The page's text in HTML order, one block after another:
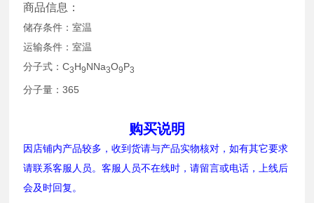
商品信息：
储存条件：室温
运输条件：室温
分子式：C3H9NNa3O9P3
分子量：365
购买说明
因店铺内产品较多，收到货请与产品实物核对，如有其它要求
请联系客服人员。客服人员不在线时，请留言或电话，上线后
会及时回复。